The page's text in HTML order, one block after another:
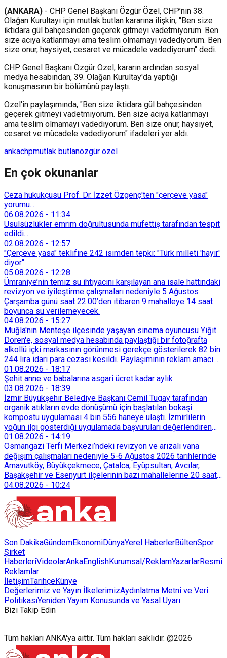
(ANKARA) - CHP Genel Başkanı Özgür Özel, CHP’nin 38.
Olağan Kurultayı için mutlak butlan kararına ilişkin, "Ben size
iktidara gül bahçesinden geçerek gitmeyi vadetmiyorum. Ben
size acıya katlanmayı ama teslim olmamayı vadediyorum. Ben
size onur, haysiyet, cesaret ve mücadele vadediyorum" dedi.
CHP Genel Başkanı Özgür Özel, kararın ardından sosyal
medya hesabından, 39. Olağan Kurultay'da yaptığı
konuşmasının bir bölümünü paylaştı.
Özel'in paylaşımında, "Ben size iktidara gül bahçesinden
geçerek gitmeyi vadetmiyorum. Ben size acıya katlanmayı
ama teslim olmamayı vadediyorum. Ben size onur, haysiyet,
cesaret ve mücadele vadediyorum" ifadeleri yer aldı.
ankachpmutlak butlanözgür özel
En çok okunanlar
Ceza hukukçusu Prof. Dr. İzzet Özgenç'ten "çerçeve yasa"
yorumu...
06.08.2026 - 11:34
Usulsüzlükler emrim doğrultusunda müfettiş tarafından tespit
edildi...
02.08.2026 - 12:57
"Çerçeve yasa" teklifine 242 isimden tepki: "Türk milleti 'hayır'
diyor"
05.08.2026 - 12:28
Ümraniye’nin temiz su ihtiyacını karşılayan ana isale hattındaki
revizyon ve iyileştirme çalışmaları nedeniyle 5 Ağustos
Çarşamba günü saat 22.00’den itibaren 9 mahalleye 14 saat
boyunca su verilemeyecek.
04.08.2026 - 15:27
Muğla'nın Menteşe ilçesinde yaşayan sinema oyuncusu Yiğit
Dören'e, sosyal medya hesabında paylaştığı bir fotoğrafta
alkollü içki markasının görünmesi gerekçe gösterilerek 82 bin
244 lira idari para cezası kesildi. Paylaşımının reklam amacı
taşımadığını savunan Dören, cezanın iptali için yargıya
başvurdu.
01.08.2026 - 18:17
Şehit anne ve babalarına asgari ücret kadar aylık
03.08.2026 - 18:39
İzmir Büyükşehir Belediye Başkanı Cemil Tugay tarafından
organik atıkların evde dönüşümü için başlatılan bokaşi
kompostu uygulaması 4 bin 556 haneye ulaştı. İzmirlilerin
yoğun ilgi gösterdiği uygulamada başvuruları değerlendiren
Tarımsal Hizmetler Dairesi Başkanlığı, farklı ilçelerde toplam
128 bokaşi kompost eğitimi düzenleyerek İzmirlileri
sürdürülebilir atık yönetimi sistemine dahil etti.
01.08.2026 - 14:19
Osmangazi Terfi Merkezi’ndeki revizyon ve arızalı vana
değişim çalışmaları nedeniyle 5-6 Ağustos 2026 tarihlerinde
Arnavutköy, Büyükçekmece, Çatalca, Eyüpsultan, Avcılar,
Başakşehir ve Esenyurt ilçelerinin bazı mahallelerine 20 saat
süreyle su verilemeyecek.
04.08.2026 - 10:24
Son DakikaGündemEkonomiDünyaYerel HaberlerBültenSpor
Şirket
HaberleriVideolarAnkaEnglishKurumsal/ReklamYazarlarResmi
Reklamlar
İletişimTarihçeKünye
Değerlerimiz ve Yayın İlkelerimizAydınlatma Metni ve Veri
PolitikasıYeniden Yayım Konusunda ve Yasal Uyarı
Bizi Takip Edin
Tüm hakları ANKA'ya aittir. Tüm hakları saklıdır. @2026